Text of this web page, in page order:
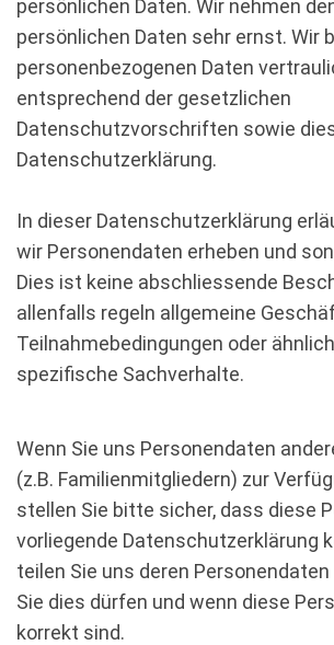
persönlichen Daten. Wir nehmen
persönlichen Daten sehr ernst. Wir
personenbezogenen Daten
entsprechend der gesetzlichen
Datenschutzvorschriften sowie
Datenschutzerklärung.
In dieser Datenschutzerklärung
wir Personendaten erheben und
Dies ist keine abschliessende
allenfalls regeln allgemeine
Teilnahmebedingungen oder
spezifische Sachverhalte.
Wenn Sie uns Personendaten
(z.B. Familienmitgliedern) zur
stellen Sie bitte sicher, dass diese
vorliegende Datenschutzerklärung
teilen Sie uns deren
Sie dies dürfen und wenn diese
korrekt sind.